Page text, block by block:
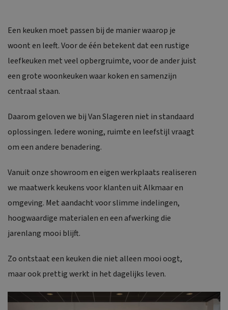
Een keuken moet passen bij de manier waarop je
woont en leeft. Voor de één betekent dat een rustige
leefkeuken met veel opbergruimte, voor de ander juist
een grote woonkeuken waar koken en samenzijn
centraal staan.
Daarom geloven we bij Van Slageren niet in standaard
oplossingen. Iedere woning, ruimte en leefstijl vraagt
om een andere benadering.
Vanuit onze showroom en eigen werkplaats realiseren
we maatwerk keukensvoor klanten uit Alkmaar en
omgeving. Met aandacht voor slimme indelingen,
hoogwaardige materialen en een afwerking die
jarenlang mooi blijft.
Zo ontstaat een keuken die niet alleen mooi oogt,
maar ook prettig werkt in het dagelijks leven.